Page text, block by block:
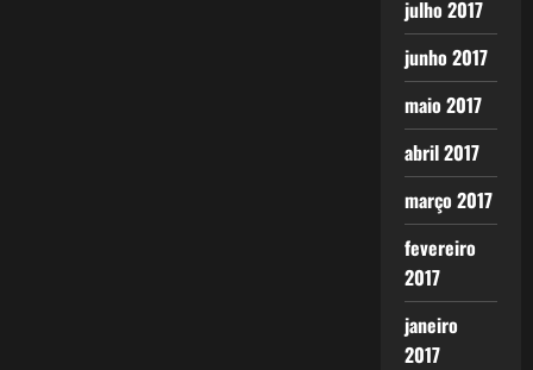
julho 2017
junho 2017
maio 2017
abril 2017
março 2017
fevereiro
2017
janeiro
2017